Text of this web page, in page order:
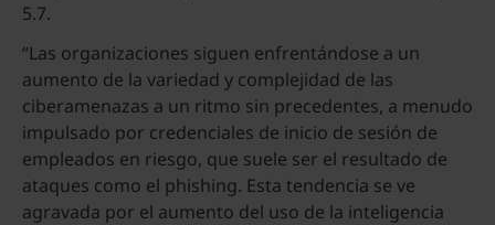
5.7.
“Las organizaciones siguen enfrentándose a un
aumento de la variedad y complejidad de las
ciberamenazas a un ritmo sin precedentes, a menudo
impulsado por credenciales de inicio de sesión de
empleados en riesgo, que suele ser el resultado de
ataques como el phishing. Esta tendencia se ve
agravada por el aumento del uso de la inteligencia